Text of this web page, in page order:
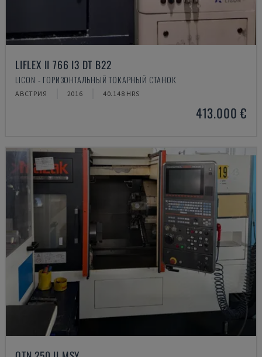
LIFLEX II 766 I3 DT B22
LICON - ГОРИЗОНТАЛЬНЫЙ ТОКАРНЫЙ СТАНОК
АВСТРИЯ 2016 40.148 HRS
413.000 €